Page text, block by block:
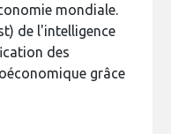
LA FILIÈRE
mondiale.
de l'intelligence
des
grâce